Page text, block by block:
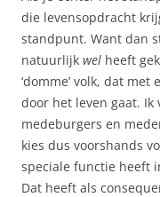
die levensopdracht
standpunt. Want dan
natuurlijk wel heeft
‘domme’ volk, dat
door het leven gaat.
medeburgers en
kies dus voorshands
speciale functie heeft
Dat heeft als